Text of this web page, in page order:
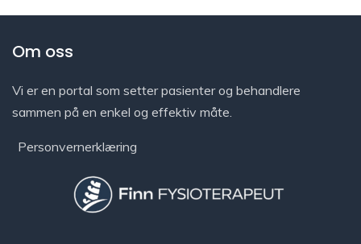
Om oss
Vi er en portal som setter pasienter og behandlere
sammen på en enkel og effektiv måte.
Personvernerklæring